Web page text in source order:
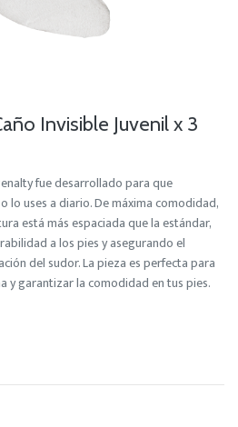
Invisible Juvenil x 3
fue desarrollado para que
lo uses a diario. De máxima comodidad,
está más espaciada que la estándar,
a los pies y asegurando el
del sudor. La pieza es perfecta para
y garantizar la comodidad en tus pies.